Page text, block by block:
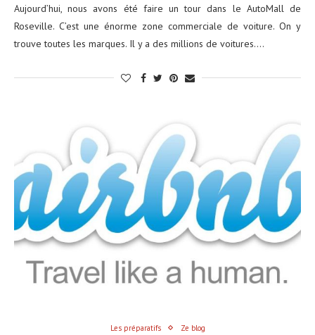
Aujourd’hui, nous avons été faire un tour dans le AutoMall de
Roseville. C’est une énorme zone commerciale de voiture. On y
trouve toutes les marques. Il y a des millions de voitures.…
Les préparatifs Ze blog